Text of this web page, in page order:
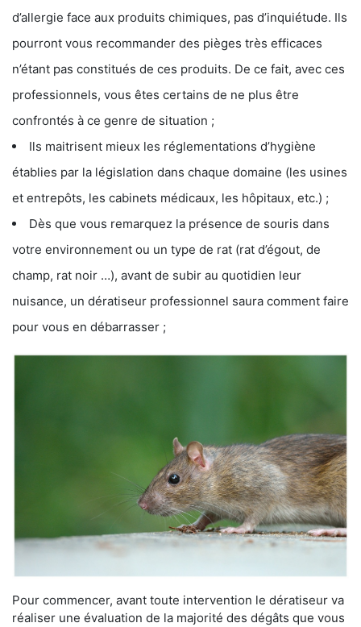
d’allergie face aux produits chimiques, pas d’inquiétude. Ils
pourront vous recommander des pièges très efficaces
n’étant pas constitués de ces produits. De ce fait, avec ces
professionnels, vous êtes certains de ne plus être
confrontés à ce genre de situation ;
Ils maitrisent mieux les réglementations d’hygiène
établies par la législation dans chaque domaine (les usines
et entrepôts, les cabinets médicaux, les hôpitaux, etc.) ;
Dès que vous remarquez la présence de souris dans
votre environnement ou un type de rat (rat d’égout, de
champ, rat noir …), avant de subir au quotidien leur
nuisance, un dératiseur professionnel saura comment faire
pour vous en débarrasser ;
Pour commencer, avant toute intervention le dératiseur va
réaliser une évaluation de la majorité des dégâts que vous